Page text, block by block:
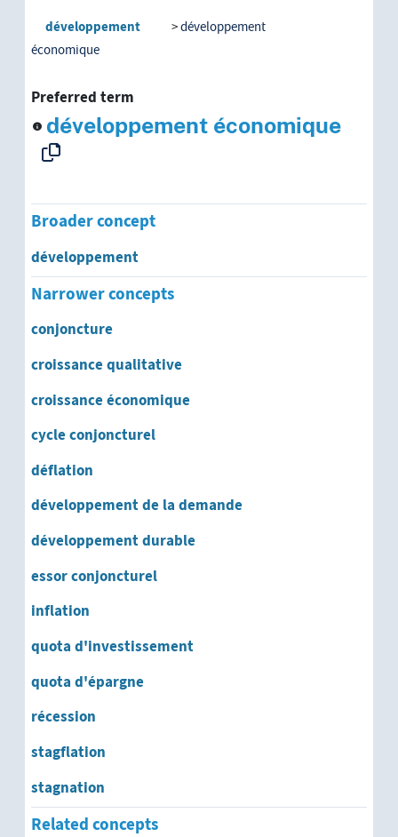
développement économique
développement historique
développement national
développement politique
développement psychique
développement psychosocial
développement rural
développement scolaire
développement social
développement socio-économique
développement structurel
développement systémique
développement technique
évolution de la population
ontogénèse
développement
développement
économique
Preferred term
développement économique
Broader concept
développement
Narrower concepts
conjoncture
croissance qualitative
croissance économique
cycle conjoncturel
déflation
développement de la demande
développement durable
essor conjoncturel
inflation
quota d'investissement
quota d'épargne
récession
stagflation
stagnation
Related concepts